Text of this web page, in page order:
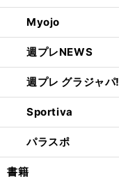
Myojo
週プレNEWS
週プレ グラジャパ!
Sportiva
パラスポ
書籍